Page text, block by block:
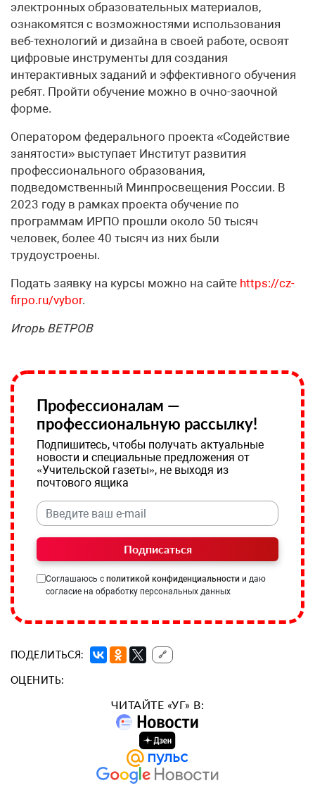
электронных образовательных материалов,
ознакомятся с возможностями использования
веб-технологий и дизайна в своей работе, освоят
цифровые инструменты для создания
интерактивных заданий и эффективного обучения
ребят. Пройти обучение можно в очно-заочной
форме.
Оператором федерального проекта «Содействие
занятости» выступает Институт развития
профессионального образования,
подведомственный Минпросвещения России. В
2023 году в рамках проекта обучение по
программам ИРПО прошли около 50 тысяч
человек, более 40 тысяч из них были
трудоустроены.
Подать заявку на курсы можно на сайте https://cz-
firpo.ru/vybor.
Игорь ВЕТРОВ
Профессионалам —
профессиональную рассылку!
Подпишитесь, чтобы получать актуальные
новости и специальные предложения от
«Учительской газеты», не выходя из
почтового ящика
Подписаться
Соглашаюсь с политикой конфиденциальности и даю
согласие на обработку персональных данных
ПОДЕЛИТЬСЯ: 🔗
ОЦЕНИТЬ:
ЧИТАЙТЕ «УГ» В: